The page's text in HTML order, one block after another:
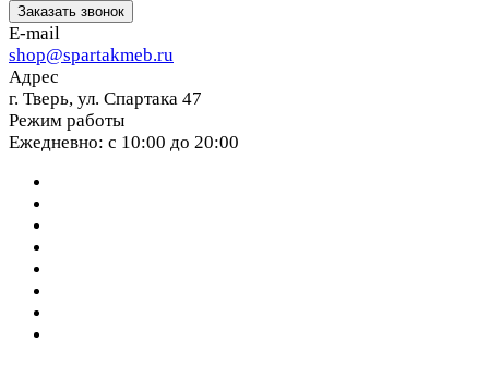
Заказать звонок
E-mail
shop@spartakmeb.ru
Адрес
г. Тверь, ул. Спартака 47
Режим работы
Ежедневно: с 10:00 до 20:00